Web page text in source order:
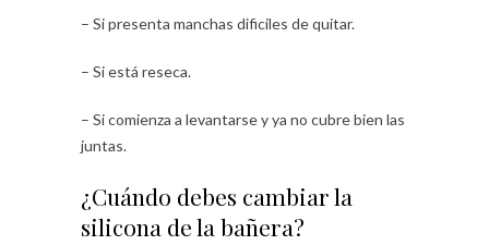
– Si presenta manchas dificiles de quitar.
– Si está reseca.
– Si comienza a levantarse y ya no cubre bien las
juntas.
¿Cuándo debes cambiar la
silicona de la bañera?